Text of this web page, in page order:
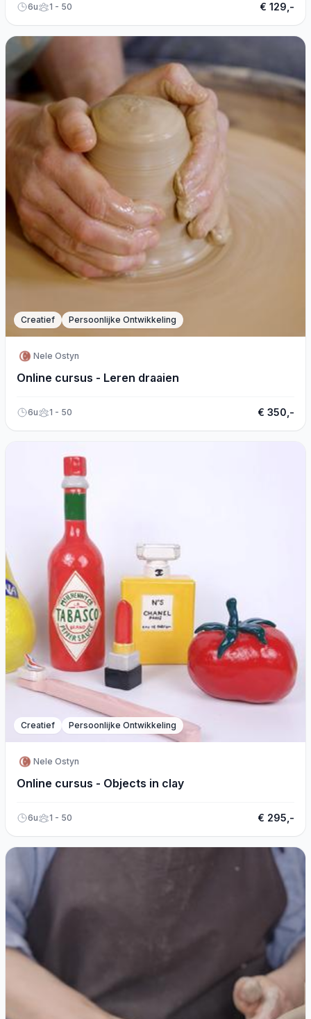
6u 1 - 50 € 129,-
Creatief Persoonlijke Ontwikkeling
Nele Ostyn
Online cursus - Leren draaien
6u 1 - 50 € 350,-
Creatief Persoonlijke Ontwikkeling
Nele Ostyn
Online cursus - Objects in clay
6u 1 - 50 € 295,-